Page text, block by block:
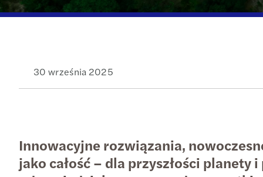
30 września 2025
Innowacyjne rozwiązania,
jako całość – dla przyszłości